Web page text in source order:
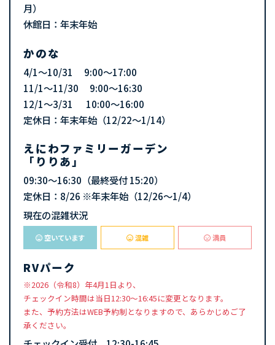
月）
休館日：年末年始
かのな
4/1～10/31 9:00～17:00
11/1～11/30 9:00～16:30
12/1～3/31 10:00～16:00
定休日：年末年始（12/22〜1/14）
えにわファミリーガーデン
「りりあ」
09:30～16:30（最終受付 15:20）
定休日：8/26 ※年末年始（12/26～1/4）
現在の混雑状況
空いています 混雑 満員
RVパーク
※2026（令和8）年4月1日より、
チェックイン時間は当日12:30〜16:45に変更となります。
また、予約方法はWEB予約制となりますので、あらかじめご了
承ください。